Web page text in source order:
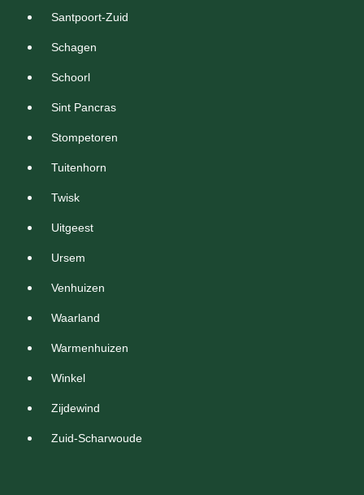
Santpoort-Zuid
Schagen
Schoorl
Sint Pancras
Stompetoren
Tuitenhorn
Twisk
Uitgeest
Ursem
Venhuizen
Waarland
Warmenhuizen
Winkel
Zijdewind
Zuid-Scharwoude